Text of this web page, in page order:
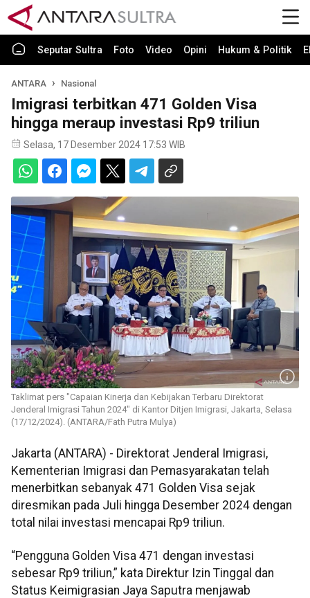
Seputar Sultra Foto Video Opini Hukum & Politik
ANTARA Nasional
Imigrasi terbitkan 471 Golden Visa
hingga meraup investasi Rp9 triliun
Selasa, 17 Desember 2024 17:53 WIB
Taklimat pers "Capaian Kinerja dan Kebijakan Terbaru Direktorat
Jenderal Imigrasi Tahun 2024" di Kantor Ditjen Imigrasi, Jakarta, Selasa
(17/12/2024). (ANTARA/Fath Putra Mulya)
Jakarta (ANTARA) - Direktorat Jenderal Imigrasi,
Kementerian Imigrasi dan Pemasyarakatan telah
menerbitkan sebanyak 471 Golden Visa sejak
diresmikan pada Juli hingga Desember 2024 dengan
total nilai investasi mencapai Rp9 triliun.
“Pengguna Golden Visa 471 dengan investasi
sebesar Rp9 triliun,” kata Direktur Izin Tinggal dan
Status Keimigrasian Jaya Saputra menjawab